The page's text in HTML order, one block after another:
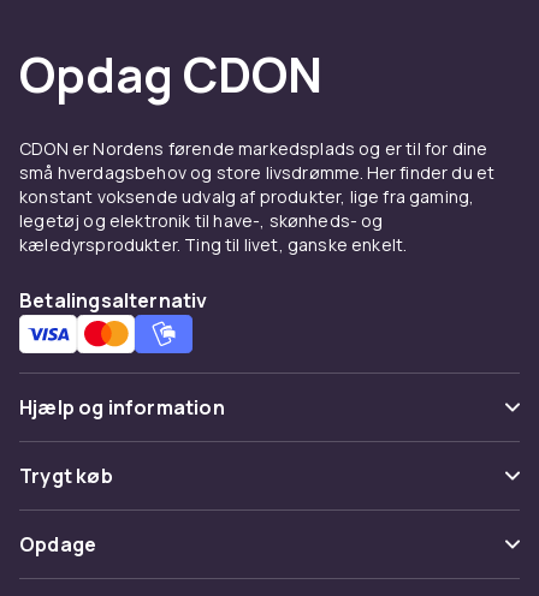
Opdag CDON
CDON er Nordens førende markedsplads og er til for dine
små hverdagsbehov og store livsdrømme. Her finder du et
konstant voksende udvalg af produkter, lige fra gaming,
legetøj og elektronik til have-, skønheds- og
kæledyrsprodukter. Ting til livet, ganske enkelt.
Betalingsalternativ
Hjælp og information
Ofte stillede spørgsmål
Spor pakke
Fortryd & returner her
Trygt køb
Betaling
Levering
Opdage